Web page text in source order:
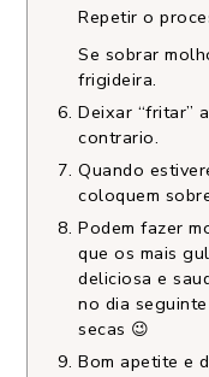
Repetir o
Se sobrar
frigideira.
Deixar “fritar”
contrario.
Quando
coloquem
Podem fazer
que os mais
deliciosa e
no dia
secas 😉
Bom apetite e